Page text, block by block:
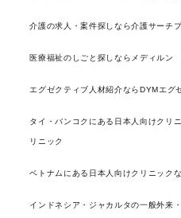
介護の求人・案件探しなら介護サーチ
医療福祉のしごと探しならメディルン
エグゼクティブ人材紹介ならDYMエグ
タイ・バンコクにある日本人向けクリ
リニック
ベトナムにある日本人向けクリニック
インドネシア・ジャカルタの一般外来